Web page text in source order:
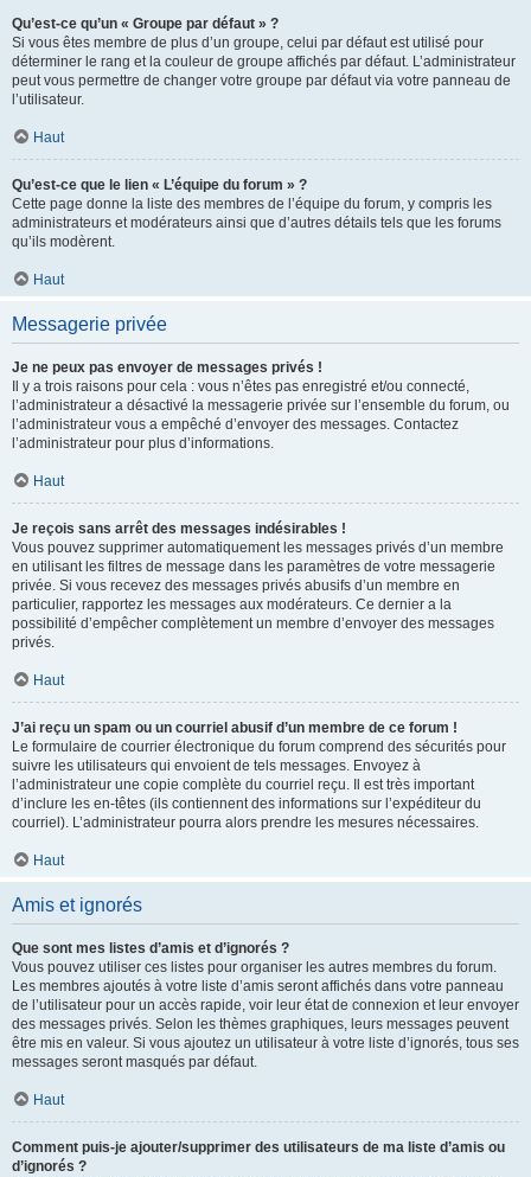
Qu’est-ce qu’un « Groupe par défaut » ?
Si vous êtes membre de plus d’un groupe, celui par défaut est utilisé pour
déterminer le rang et la couleur de groupe affichés par défaut. L’administrateur
peut vous permettre de changer votre groupe par défaut via votre panneau de
l’utilisateur.
Haut
Qu’est-ce que le lien « L’équipe du forum » ?
Cette page donne la liste des membres de l’équipe du forum, y compris les
administrateurs et modérateurs ainsi que d’autres détails tels que les forums
qu’ils modèrent.
Haut
Messagerie privée
Je ne peux pas envoyer de messages privés !
Il y a trois raisons pour cela : vous n’êtes pas enregistré et/ou connecté,
l’administrateur a désactivé la messagerie privée sur l’ensemble du forum, ou
l’administrateur vous a empêché d’envoyer des messages. Contactez
l’administrateur pour plus d’informations.
Haut
Je reçois sans arrêt des messages indésirables !
Vous pouvez supprimer automatiquement les messages privés d’un membre
en utilisant les filtres de message dans les paramètres de votre messagerie
privée. Si vous recevez des messages privés abusifs d’un membre en
particulier, rapportez les messages aux modérateurs. Ce dernier a la
possibilité d’empêcher complètement un membre d’envoyer des messages
privés.
Haut
J’ai reçu un spam ou un courriel abusif d’un membre de ce forum !
Le formulaire de courrier électronique du forum comprend des sécurités pour
suivre les utilisateurs qui envoient de tels messages. Envoyez à
l’administrateur une copie complète du courriel reçu. Il est très important
d’inclure les en-têtes (ils contiennent des informations sur l’expéditeur du
courriel). L’administrateur pourra alors prendre les mesures nécessaires.
Haut
Amis et ignorés
Que sont mes listes d’amis et d’ignorés ?
Vous pouvez utiliser ces listes pour organiser les autres membres du forum.
Les membres ajoutés à votre liste d’amis seront affichés dans votre panneau
de l’utilisateur pour un accès rapide, voir leur état de connexion et leur envoyer
des messages privés. Selon les thèmes graphiques, leurs messages peuvent
être mis en valeur. Si vous ajoutez un utilisateur à votre liste d’ignorés, tous ses
messages seront masqués par défaut.
Haut
Comment puis-je ajouter/supprimer des utilisateurs de ma liste d’amis ou
d’ignorés ?